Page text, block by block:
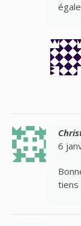
6
tiens